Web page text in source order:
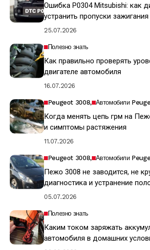
Ошибка P0304 Mitsubishi: как
устранить пропуски
25.07.2026
Полезно знать
Как правильно проверять
двигателе автомобиля
16.07.2026
Peugeot 3008 Автомобили
Когда менять цепь грм на
и симптомы растяжения
11.07.2026
Peugeot 3008 Автомобили
Пежо 3008 не заводится, не
диагностика и устранение
05.07.2026
Полезно знать
Каким током заряжать
автомобиля в домашних